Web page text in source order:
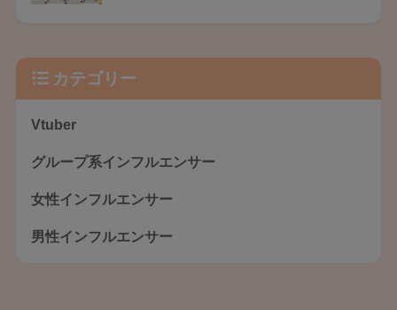
カテゴリー
Vtuber
グループ系インフルエンサー
女性インフルエンサー
男性インフルエンサー